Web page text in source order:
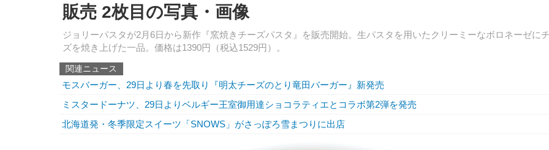
販売 2枚目の写真・画像
ジョリーパスタが2月6日から新作『窯焼きチーズパスタ』を販売開始。生パスタを用いたクリーミーなボロネーゼに
ズを焼き上げた一品。価格は1390円（税込1529円）。
関連ニュース
モスバーガー、29日より春を先取り『明太チーズのとり竜田バーガー』新発売
ミスタードーナツ、29日よりベルギー王室御用達ショコラティエとコラボ第2弾を発売
北海道発・冬季限定スイーツ「SNOWS」がさっぽろ雪まつりに出店